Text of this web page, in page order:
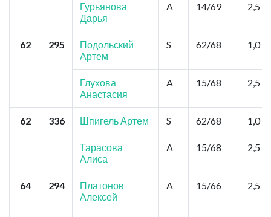
Гурьянова
Дарья
A 14/69 2,5
62 295
Подольский
Артем
S 62/68 1,0
Глухова
Анастасия
A 15/68 2,5
62 336 Шпигель Артем S 62/68 1,0
Тарасова
Алиса
A 15/68 2,5
64 294
Платонов
Алексей
A 15/66 2,5